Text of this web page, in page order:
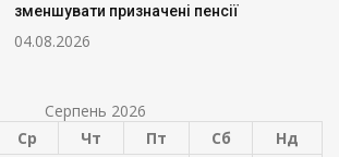
зменшувати призначені пенсії
04.08.2026
Серпень 2026
Ср Чт Пт Сб Нд